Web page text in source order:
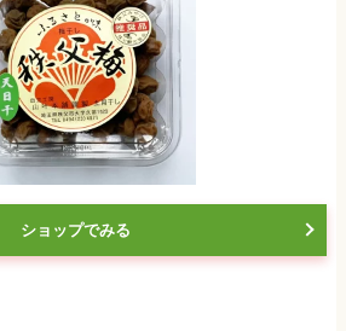
ショップでみる